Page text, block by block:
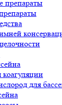
препараты
коагуляции
для